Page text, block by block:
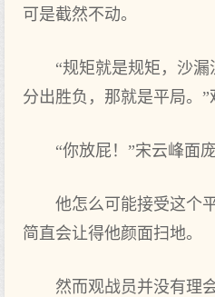
可是截然不动。
“规矩就是规矩，沙
分出胜负，那就是平局。”
“你放屁！”宋云峰面
他怎么可能接受这个
简直会让得他颜面扫地。
然而观战员并没有理